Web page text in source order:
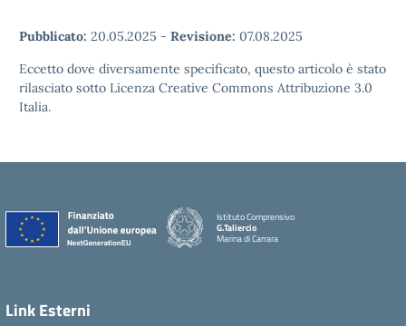
Pubblicato: 20.05.2025 - Revisione: 07.08.2025
Eccetto dove diversamente specificato, questo articolo è stato
rilasciato sotto Licenza Creative Commons Attribuzione 3.0
Italia.
Istituto Comprensivo
G.Taliercio
Marina di Carrara
Link Esterni